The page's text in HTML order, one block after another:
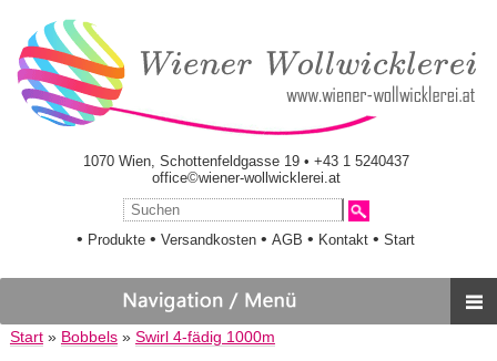
1070 Wien, Schottenfeldgasse 19 • +43 1 5240437
office©wiener-wollwicklerei.at
• Produkte •Versandkosten •AGB • Kontakt •Start
Start» Bobbels» Swirl 4-fädig 1000m